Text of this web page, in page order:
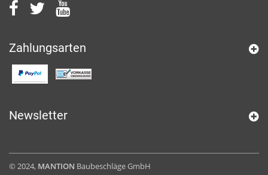
Zahlungsarten
Newsletter
© 2024, MANTION Baubeschläge GmbH